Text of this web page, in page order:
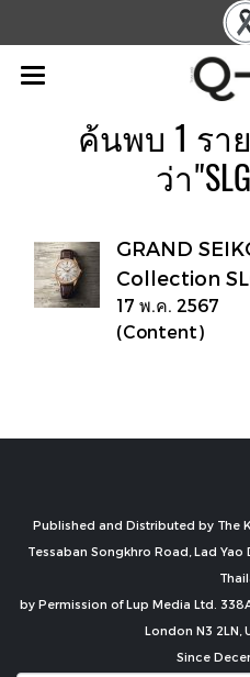
ค้นพบ 1 รา
ว่า
GRAND
Collection
17 พ.ค. 2567
(Content)
Published and Distributed by The
Tessaban Songkhro Road, Lad
by Permission of Lup Media Ltd.
London N3 2LN,
Since